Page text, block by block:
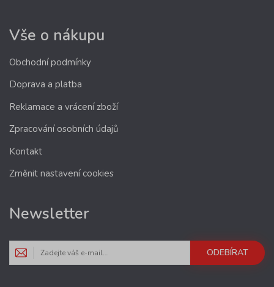
Vše o nákupu
Obchodní podmínky
Doprava a platba
Reklamace a vrácení zboží
Zpracování osobních údajů
Kontakt
Změnit nastavení cookies
Newsletter
ODEBÍRAT